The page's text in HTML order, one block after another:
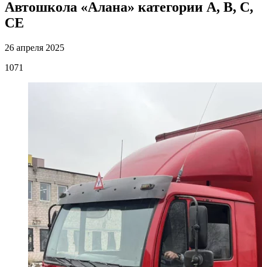
Автошкола «Алана» категории А, В, С,
СЕ
26 апреля 2025
1071